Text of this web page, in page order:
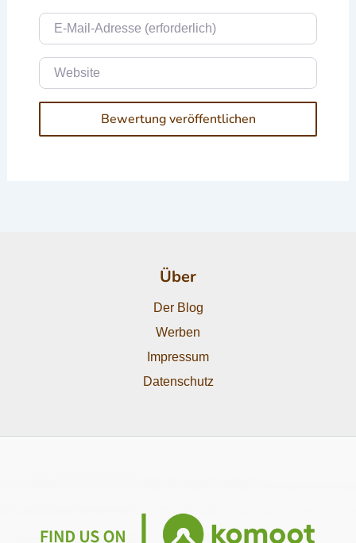
E-Mail
Website
Über
Der Blog
Werben
Impressum
Datenschutz